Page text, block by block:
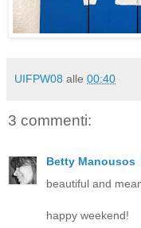
UIFPW08 alle 00:40
3 commenti:
Betty Manousos
beautiful and
happy weekend!